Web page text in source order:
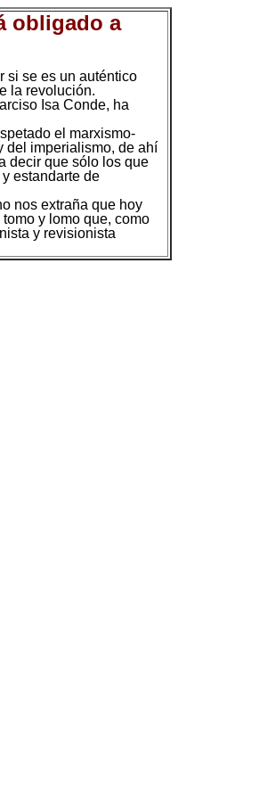
obligado a
si se es un auténtico
la revolución.
Isa Conde, ha
el marxismo-
del imperialismo, de ahí
decir que sólo los que
estandarte de
nos extraña que hoy
y lomo que, como
y revisionista